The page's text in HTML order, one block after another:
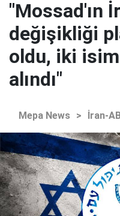
"Mossad'ın
değişikliği
oldu, iki
alındı"
Mepa News > İran-